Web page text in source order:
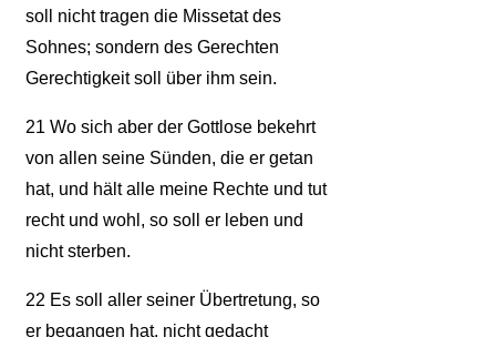
soll nicht tragen die Missetat des
Sohnes; sondern des Gerechten
Gerechtigkeit soll über ihm sein.
21 Wo sich aber der Gottlose bekehrt
von allen seine Sünden, die er getan
hat, und hält alle meine Rechte und tut
recht und wohl, so soll er leben und
nicht sterben.
22 Es soll aller seiner Übertretung, so
er begangen hat, nicht gedacht